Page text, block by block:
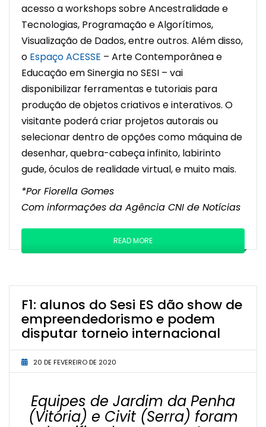
acesso a workshops sobre Ancestralidade e
Tecnologias, Programação e Algorítimos,
Visualização de Dados, entre outros. Além disso,
o Espaço ACESSE – Arte Contemporânea e
Educação em Sinergia no SESI – vai
disponibilizar ferramentas e tutoriais para
produção de objetos criativos e interativos. O
visitante poderá criar projetos autorais ou
selecionar dentro de opções como máquina de
desenhar, quebra-cabeça infinito, labirinto
gude, óculos de realidade virtual, e muito mais.
*Por Fiorella Gomes
Com informações da Agência CNI de Notícias
READ MORE
F1: alunos do Sesi ES dão show de
empreendedorismo e podem
disputar torneio internacional
20 DE FEVEREIRO DE 2020
Equipes de Jardim da Penha
(Vitória) e Civit (Serra) foram